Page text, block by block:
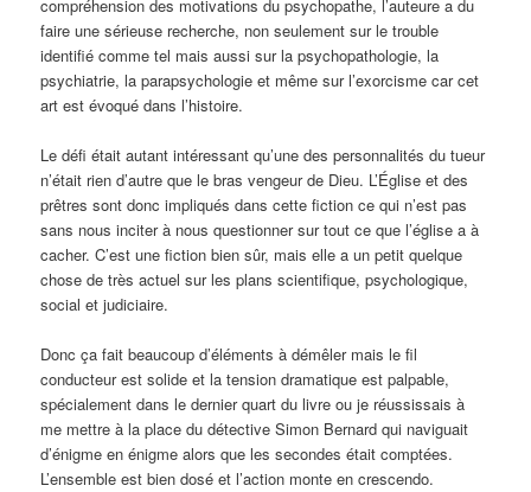
compréhension des motivations du psychopathe, l’auteure a du
faire une sérieuse recherche, non seulement sur le trouble
identifié comme tel mais aussi sur la psychopathologie, la
psychiatrie, la parapsychologie et même sur l’exorcisme car cet
art est évoqué dans l’histoire.
Le défi était autant intéressant qu’une des personnalités du tueur
n’était rien d’autre que le bras vengeur de Dieu. L’Église et des
prêtres sont donc impliqués dans cette fiction ce qui n’est pas
sans nous inciter à nous questionner sur tout ce que l’église a à
cacher. C’est une fiction bien sûr, mais elle a un petit quelque
chose de très actuel sur les plans scientifique, psychologique,
social et judiciaire.
Donc ça fait beaucoup d’éléments à démêler mais le fil
conducteur est solide et la tension dramatique est palpable,
spécialement dans le dernier quart du livre ou je réussissais à
me mettre à la place du détective Simon Bernard qui naviguait
d’énigme en énigme alors que les secondes était comptées.
L’ensemble est bien dosé et l’action monte en crescendo.